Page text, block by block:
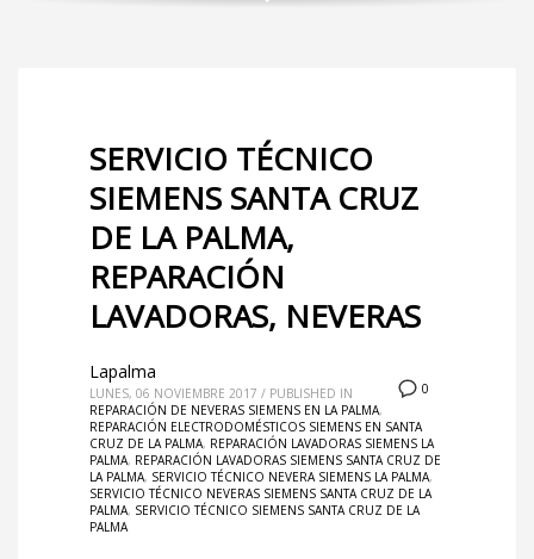
SERVICIO TÉCNICO
SIEMENS SANTA CRUZ
DE LA PALMA,
REPARACIÓN
LAVADORAS, NEVERAS
0
Lapalma
LUNES, 06 NOVIEMBRE 2017 / PUBLISHED IN
REPARACIÓN DE NEVERAS SIEMENS EN LA PALMA,
REPARACIÓN ELECTRODOMÉSTICOS SIEMENS EN SANTA
CRUZ DE LA PALMA, REPARACIÓN LAVADORAS SIEMENS LA
PALMA, REPARACIÓN LAVADORAS SIEMENS SANTA CRUZ DE
LA PALMA, SERVICIO TÉCNICO NEVERA SIEMENS LA PALMA,
SERVICIO TÉCNICO NEVERAS SIEMENS SANTA CRUZ DE LA
PALMA, SERVICIO TÉCNICO SIEMENS SANTA CRUZ DE LA
PALMA